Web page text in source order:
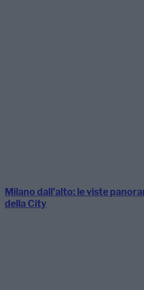
Milano dall’alto: le viste
della City